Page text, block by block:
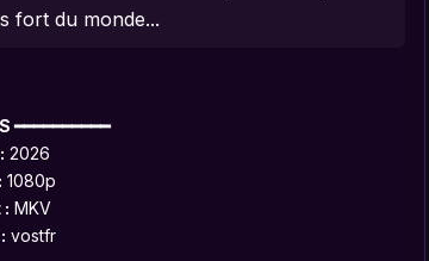
fort du monde...
━━━━━━━━━━
2026
1080p
: MKV
vostfr